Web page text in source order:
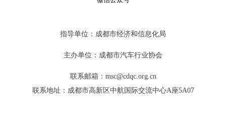
指导单位：成都市经济和信息化局
主办单位：成都市汽车行业协会
联系邮箱：msc@cdqc.org.cn
联系地址：成都市高新区中航国际交流中心A座5A07